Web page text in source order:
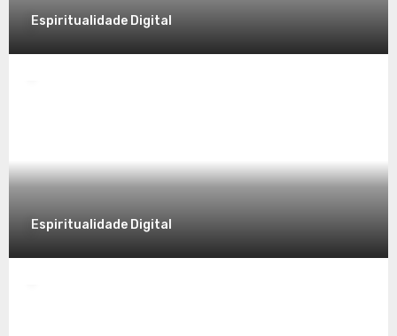
Espiritualidade Digital
Espiritualidade Digital